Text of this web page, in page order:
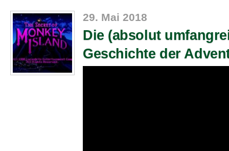
29. Mai 2018
Die (absolut
Geschichte der